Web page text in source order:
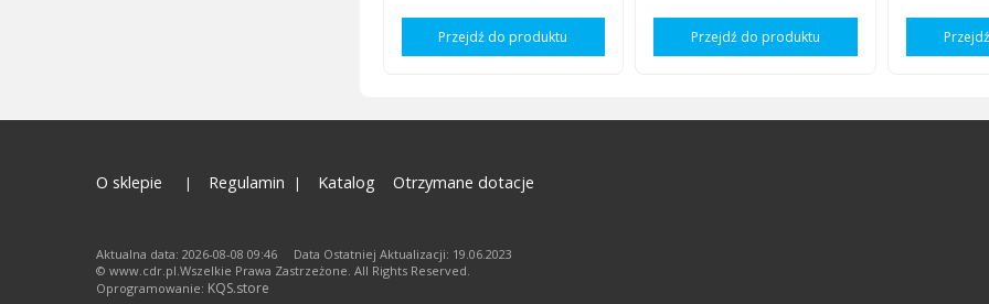
Przejdź do produktu Przejdź do produktu
O sklepie Regulamin Katalog Otrzymane dotacje
Aktualna data: 2026-08-08 09:46 Data Ostatniej Aktualizacji: 19.06.2023
© www.cdr.pl.Wszelkie Prawa Zastrzeżone. All Rights Reserved.
Oprogramowanie: KQS.store